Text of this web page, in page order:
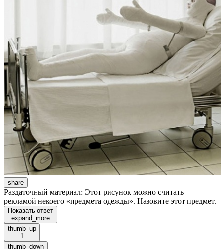
share
Раздаточный материал: Этот рисунок можно считать
рекламой некоего «предмета одежды». Назовите этот предмет.
Показать ответ
expand_more
thumb_up
1
thumb_down